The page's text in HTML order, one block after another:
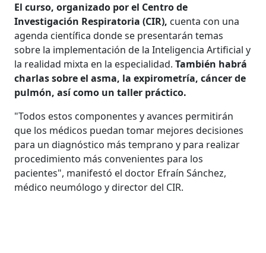
El curso, organizado por el Centro de
Investigación Respiratoria (CIR), cuenta con una
agenda científica donde se presentarán temas
sobre la implementación de la Inteligencia Artificial y
la realidad mixta en la especialidad.También habrá
charlas sobre el asma, la expirometría, cáncer de
pulmón, así como un taller práctico.
"Todos estos componentes y avances permitirán
que los médicos puedan tomar mejores decisiones
para un diagnóstico más temprano y para realizar
procedimiento más convenientes para los
pacientes", manifestó el doctor Efraín Sánchez,
médico neumólogo y director del CIR.